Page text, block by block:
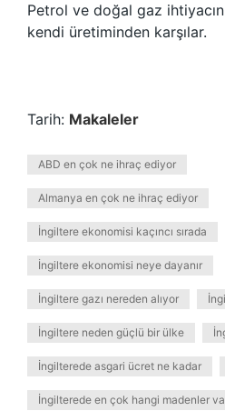
Petrol ve doğal gaz
kendi üretiminden karşılar.
Tarih: Makaleler
ABD en çok ne ihraç ediyor
Almanya en çok ne ihraç ediyor
İngiltere ekonomisi kaçıncı sırada
İngiltere ekonomisi neye dayanır
İngiltere gazı nereden alıyor
İngiltere neden güçlü bir ülke
İngilterede asgari ücret ne kadar
İngilterede en çok hangi madenler